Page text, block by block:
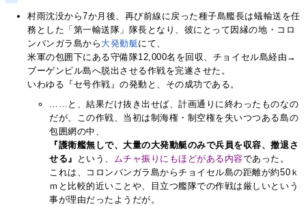
村雨沈没から7か月後、再び前線に戻った種子島艦長は蟻輸送を任
務とした「第一輸送隊」隊長となり、彼にとって因縁の地・コロ
ンバンガラ島から 大発動艇にて、
米軍の包囲下にある守備隊12,000名を回収、チョイセル島経由→
ブーゲンビル島へ脱出させる作戦を完遂させた。
いわゆる『セ号作戦』の発動と、その成功である。
……と、結果だけ抜き出せば、計画通りに終わったものなの
だが、この作戦、当初は制海権・制空権を失いつつある島の
包囲網の中、
『護衛艦無しで、大量の大発動艇のみで兵員を収容、撤退さ
せる』
という、 ムチャ振りにもほどがある内容であった。
これは、コロンバンガラ島からチョイセル島の距離が約50ｋ
ｍと比較的近いことや、目立つ艦隊での作戦は厳しいという
事が理由だったようだが。